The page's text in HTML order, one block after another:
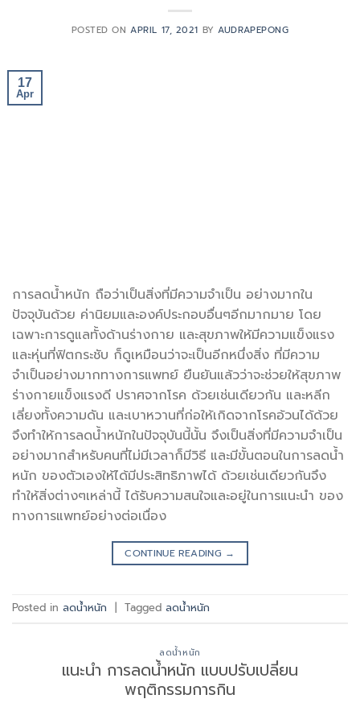
POSTED ONAPRIL 17, 2021 BYAUDRAPEPONG
17
Apr
การลดน้ำหนัก ถือว่าเป็นสิ่งที่มีความจำเป็น อย่างมากใน
ปัจจุบันด้วย ค่านิยมและองค์ประกอบอื่นๆอีกมากมาย โดย
เฉพาะการดูแลทั้งด้านร่างกาย และสุขภาพให้มีความแข็งแรง
และหุ่นที่ฟิตกระชับ ก็ดูเหมือนว่าจะเป็นอีกหนึ่งสิ่ง ที่มีความ
จำเป็นอย่างมากทางการแพทย์ ยืนยันแล้วว่าจะช่วยให้สุขภาพ
ร่างกายแข็งแรงดี ปราศจากโรค ด้วยเช่นเดียวกัน และหลีก
เลี่ยงทั้งความดัน และเบาหวานที่ก่อให้เกิดจากโรคอ้วนได้ด้วย
จึงทำให้การลดน้ำหนักในปัจจุบันนี้นั้น จึงเป็นสิ่งที่มีความจำเป็น
อย่างมากสำหรับคนที่ไม่มีเวลาก็มีวิธี และมีขั้นตอนในการลดน้ำ
หนัก ของตัวเองให้ได้มีประสิทธิภาพได้ ด้วยเช่นเดียวกันจึง
ทำให้สิ่งต่างๆเหล่านี้ ได้รับความสนใจและอยู่ในการแนะนำ ของ
ทางการแพทย์อย่างต่อเนื่อง
CONTINUE READING →
Posted in ลดน้ำหนัก | Tagged ลดน้ำหนัก
ลดน้ำหนัก
แนะนำ การลดน้ำหนัก แบบปรับเปลี่ยน
พฤติกรรมการกิน